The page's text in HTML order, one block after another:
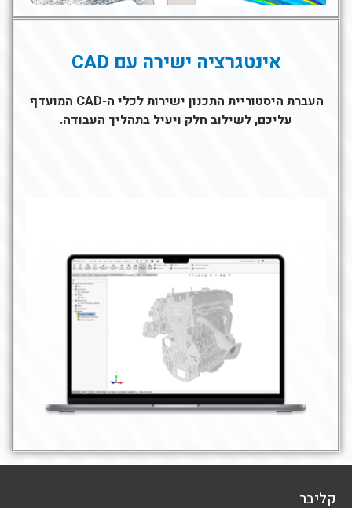
אינטגרציה ישירה עם CAD
העברת היסטוריית התכנון ישירות לכלי ה-CAD המועדף
עליכם, לשילוב חלק ויעיל בתהליך העבודה.
קליבר